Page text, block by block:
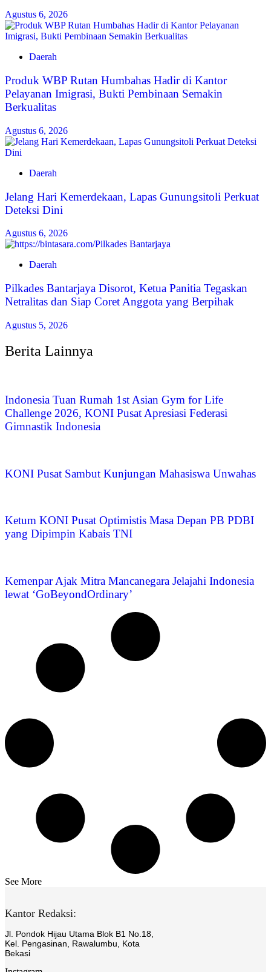
Agustus 6, 2026
Daerah
Produk WBP Rutan Humbahas Hadir di Kantor
Pelayanan Imigrasi, Bukti Pembinaan Semakin
Berkualitas
Agustus 6, 2026
Daerah
Jelang Hari Kemerdekaan, Lapas Gunungsitoli Perkuat
Deteksi Dini
Agustus 6, 2026
Daerah
Pilkades Bantarjaya Disorot, Ketua Panitia Tegaskan
Netralitas dan Siap Coret Anggota yang Berpihak
Agustus 5, 2026
Berita Lainnya
Indonesia Tuan Rumah 1st Asian Gym for Life
Challenge 2026, KONI Pusat Apresiasi Federasi
Gimnastik Indonesia
KONI Pusat Sambut Kunjungan Mahasiswa Unwahas
Ketum KONI Pusat Optimistis Masa Depan PB PDBI
yang Dipimpin Kabais TNI
Kemenpar Ajak Mitra Mancanegara Jelajahi Indonesia
lewat ‘GoBeyondOrdinary’
See More
Kantor Redaksi:
Jl. Pondok Hijau Utama Blok B1 No.18,
Kel. Pengasinan, Rawalumbu, Kota
Bekasi